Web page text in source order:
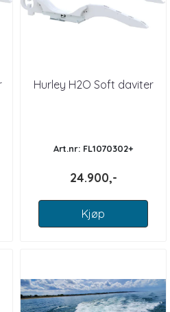
Hurley H2O Soft daviter
Art.nr: FL1070302+
24.900,-
Kjøp